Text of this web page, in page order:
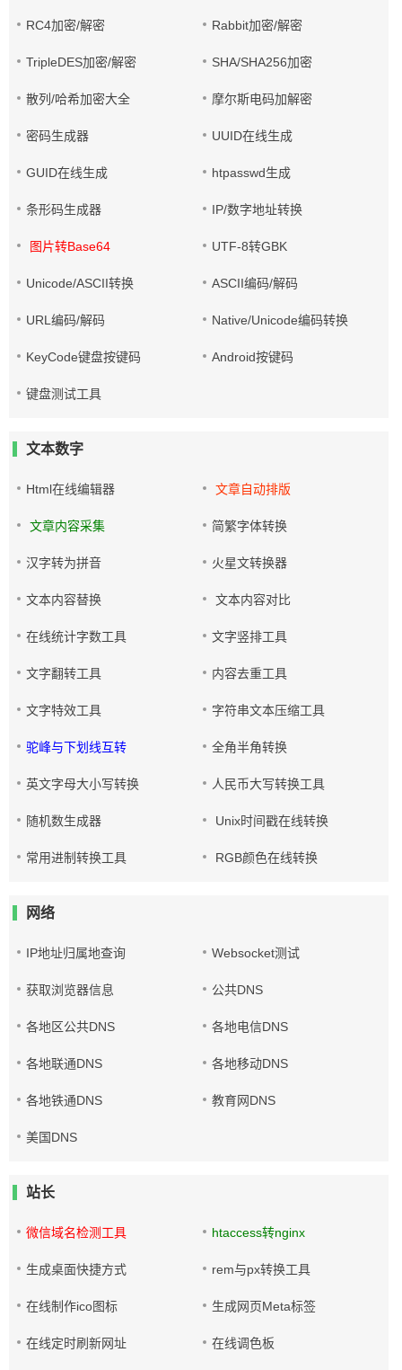
RC4加密/解密 Rabbit加密/解密
TripleDES加密/解密 SHA/SHA256加密
散列/哈希加密大全 摩尔斯电码加解密
密码生成器 UUID在线生成
GUID在线生成 htpasswd生成
条形码生成器 IP/数字地址转换
图片转Base64 UTF-8转GBK
Unicode/ASCII转换 ASCII编码/解码
URL编码/解码 Native/Unicode编码转换
KeyCode键盘按键码 Android按键码
键盘测试工具
文本数字
Html在线编辑器 文章自动排版
文章内容采集 简繁字体转换
汉字转为拼音 火星文转换器
文本内容替换 文本内容对比
在线统计字数工具 文字竖排工具
文字翻转工具 内容去重工具
文字特效工具 字符串文本压缩工具
驼峰与下划线互转 全角半角转换
英文字母大小写转换 人民币大写转换工具
随机数生成器 Unix时间戳在线转换
常用进制转换工具 RGB颜色在线转换
网络
IP地址归属地查询 Websocket测试
获取浏览器信息 公共DNS
各地区公共DNS 各地电信DNS
各地联通DNS 各地移动DNS
各地铁通DNS 教育网DNS
美国DNS
站长
微信域名检测工具 htaccess转nginx
生成桌面快捷方式 rem与px转换工具
在线制作ico图标 生成网页Meta标签
在线定时刷新网址 在线调色板